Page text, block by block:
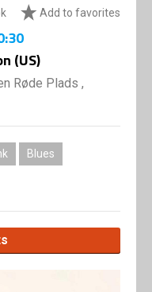
VINTERJAZZ
Themes
LOCATIONS
Add to favorites
(US)
Røde Plads ,
Blues